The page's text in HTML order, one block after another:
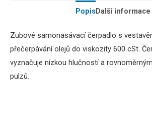
PopisDalší informace
Zubové samonasávací čerpadlo s
přečerpávání olejů do viskozity 600 cSt.
vyznačuje nízkou hlučností a rovnoměrným
pulzů.